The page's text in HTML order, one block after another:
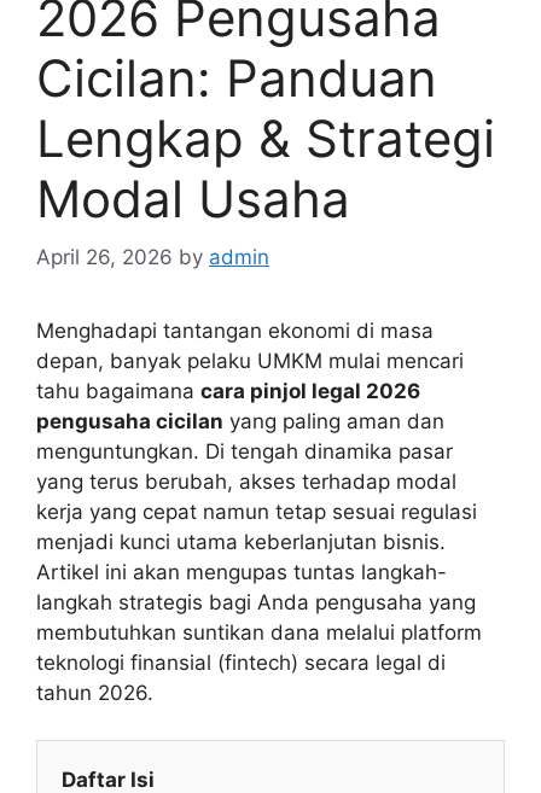
2026 Pengusaha
Cicilan: Panduan
Lengkap & Strategi
Modal Usaha
April 26, 2026 by admin
Menghadapi tantangan ekonomi di masa
depan, banyak pelaku UMKM mulai mencari
tahu bagaimana cara pinjol legal 2026
pengusaha cicilan yang paling aman dan
menguntungkan. Di tengah dinamika pasar
yang terus berubah, akses terhadap modal
kerja yang cepat namun tetap sesuai regulasi
menjadi kunci utama keberlanjutan bisnis.
Artikel ini akan mengupas tuntas langkah-
langkah strategis bagi Anda pengusaha yang
membutuhkan suntikan dana melalui platform
teknologi finansial (fintech) secara legal di
tahun 2026.
Daftar Isi